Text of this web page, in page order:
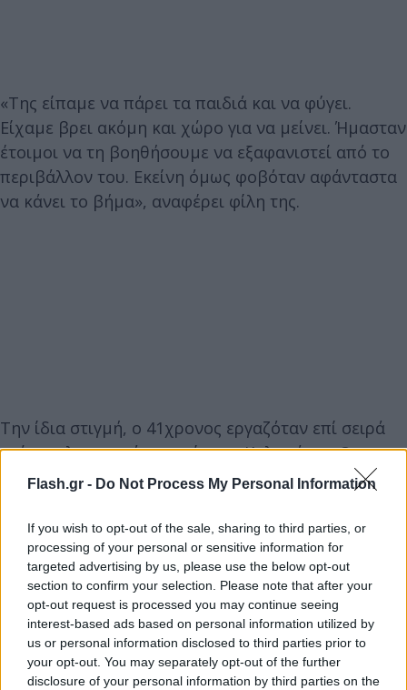
Flash.gr - Do Not Process My Personal Information
If you wish to opt-out of the sale, sharing to third parties, or
processing of your personal or sensitive information for
targeted advertising by us, please use the below opt-out
section to confirm your selection. Please note that after your
opt-out request is processed you may continue seeing
interest-based ads based on personal information utilized by
us or personal information disclosed to third parties prior to
your opt-out. You may separately opt-out of the further
disclosure of your personal information by third parties on the
«Της είπαμε να πάρει τα παιδιά και να φύγει.
Είχαμε βρει ακόμη και χώρο για να μείνει. Ήμασταν
έτοιμοι να τη βοηθήσουμε να εξαφανιστεί από το
περιβάλλον του. Εκείνη όμως φοβόταν αφάνταστα
να κάνει το βήμα», αναφέρει φίλη της.
Την ίδια στιγμή, ο 41χρονος εργαζόταν επί σειρά
ετών σε λογιστικό γραφείο της Καλαμάτας. Ο
εργοδότης του δηλώνει πως δεν είχε αντιληφθεί το
οικογενειακό του περιβάλλον. Ωστόσο, υπήρχε μια
λεπτομέρεια που του είχε προκαλέσει εντύπωση:
δεν είχε δει σχεδόν ποτέ το ζευγάρι μαζί.
Όπως περιγράφει, συναντούσε κατά καιρούς τον
υπάλληλό του με τα παιδιά του, αλλά η σύζυγός
του απουσίαζε σχεδόν πάντα από την εικόνα της